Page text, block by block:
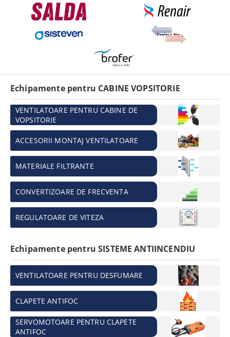
Echipamente pentru CABINE VOPSITORIE
VENTILATOARE PENTRU CABINE DE
VOPSITORIE
ACCESORII MONTAJ VENTILATOARE
MATERIALE FILTRANTE
CONVERTIZOARE DE FRECVENTA
REGULATOARE DE VITEZA
Echipamente pentru SISTEME ANTIINCENDIU
VENTILATOARE PENTRU DESFUMARE
CLAPETE ANTIFOC
SERVOMOTOARE PENTRU CLAPETE
ANTIFOC